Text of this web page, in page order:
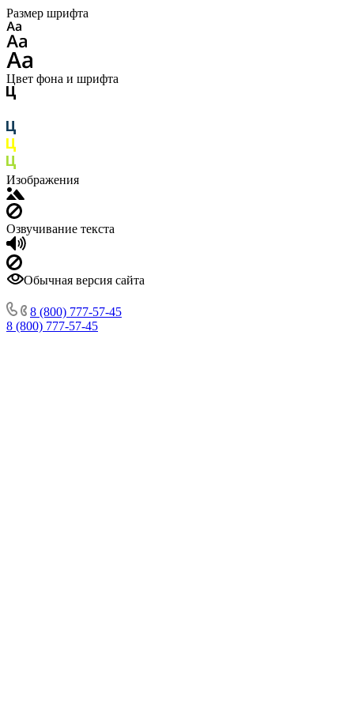
Размер шрифта
Цвет фона и шрифта
Изображения
Озвучивание текста
Обычная версия сайта
8 (800) 777-57-45
8 (800) 777-57-45